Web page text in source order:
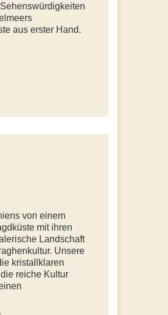
aus erster Hand.
von einem
mit ihren
Landschaft
Unsere
kristallklaren
reiche Kultur